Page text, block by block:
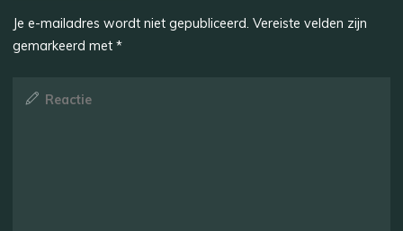
Je e-mailadres wordt niet gepubliceerd. Vereiste velden zijn
gemarkeerd met*